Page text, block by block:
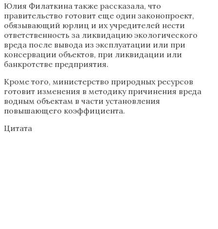
Юлия Филаткина также рассказала, что
правительство готовит еще один законопроект,
обязывающий юрлиц и их учредителей нести
ответственность за ликвидацию экологического
вреда после вывода из эксплуатации или при
консервации объектов, при ликвидации или
банкротстве предприятия.
Кроме того, министерство природных ресурсов
готовит изменения в методику причинения вреда
водным объектам в части установления
повышающего коэффициента.
Цитата